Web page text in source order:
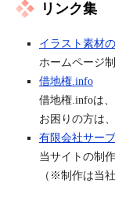
リンク集
イラスト素材
ホームページ
借地権.info
借地権.infoは
お困りの方は
有限会社サーブ
当サイトの制
（※制作は当